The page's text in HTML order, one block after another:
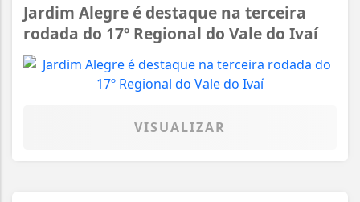
Jardim Alegre é destaque na terceira
rodada do 17º Regional do Vale do Ivaí
VISUALIZAR